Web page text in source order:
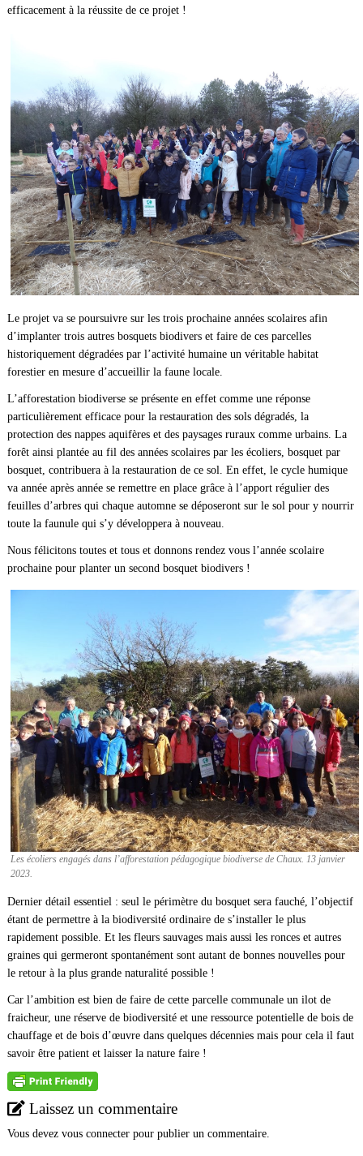
efficacement à la réussite de ce projet !
Le projet va se poursuivre sur les trois prochaine années scolaires afin
d’implanter trois autres bosquets biodivers et faire de ces parcelles
historiquement dégradées par l’activité humaine un véritable habitat
forestier en mesure d’accueillir la faune locale.
L’afforestation biodiverse se présente en effet comme une réponse
particulièrement efficace pour la restauration des sols dégradés, la
protection des nappes aquifères et des paysages ruraux comme urbains. La
forêt ainsi plantée au fil des années scolaires par les écoliers, bosquet par
bosquet, contribuera à la restauration de ce sol. En effet, le cycle humique
va année après année se remettre en place grâce à l’apport régulier des
feuilles d’arbres qui chaque automne se déposeront sur le sol pour y nourrir
toute la faunule qui s’y développera à nouveau.
Nous félicitons toutes et tous et donnons rendez vous l’année scolaire
prochaine pour planter un second bosquet biodivers !
Les écoliers engagés dans l’afforestation pédagogique biodiverse de Chaux. 13 janvier
2023.
Dernier détail essentiel : seul le périmètre du bosquet sera fauché, l’objectif
étant de permettre à la biodiversité ordinaire de s’installer le plus
rapidement possible. Et les fleurs sauvages mais aussi les ronces et autres
graines qui germeront spontanément sont autant de bonnes nouvelles pour
le retour à la plus grande naturalité possible !
Car l’ambition est bien de faire de cette parcelle communale un ilot de
fraicheur, une réserve de biodiversité et une ressource potentielle de bois de
chauffage et de bois d’œuvre dans quelques décennies mais pour cela il faut
savoir être patient et laisser la nature faire !
Laissez un commentaire
Vous devez vous connecterpour publier un commentaire.